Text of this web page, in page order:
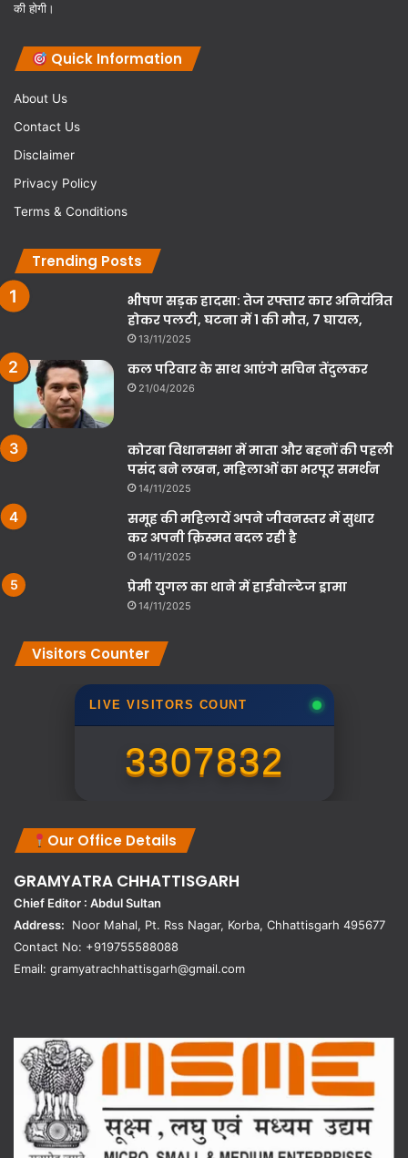
की होगी।
Quick Information
About Us
Contact Us
Disclaimer
Privacy Policy
Terms & Conditions
Trending Posts
भीषण सड़क हादसा: तेज रफ्तार कार अनियंत्रित
होकर पलटी, घटना में 1 की मौत, 7 घायल,
13/11/2025
कल परिवार के साथ आएंगे सचिन तेंदुलकर
21/04/2026
कोरबा विधानसभा में माता और बहनों की पहली
पसंद बने लखन, महिलाओं का भरपूर समर्थन
14/11/2025
समूह की महिलायें अपने जीवनस्तर में सुधार
कर अपनी क़िस्मत बदल रही है
14/11/2025
प्रेमी युगल का थाने में हाईवोल्टेज ड्रामा
14/11/2025
Visitors Counter
LIVE VISITORS COUNT
3307832
Our Office Details
GRAMYATRA CHHATTISGARH
Chief Editor : Abdul Sultan
Address: Noor Mahal, Pt. Rss Nagar, Korba, Chhattisgarh 495677
Contact No: +919755588088
Email: gramyatrachhattisgarh@gmail.com